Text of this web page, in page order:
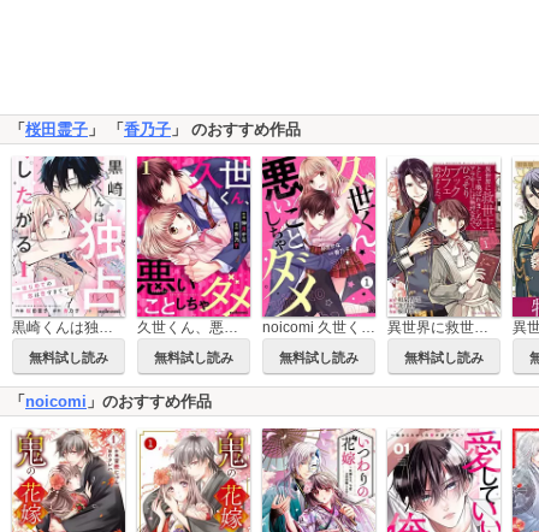
「桜田霊子 」 「香乃子 」 のおすすめ作品
黒崎くんは独占したがる～はじめての恋は甘すぎて～
無料試し読み
久世くん、悪いことしちゃダメ
無料試し読み
noicomi 久世くん、悪いことしちゃダメ
無料試し読み 無料試し読み
「 noicomi 」のおすすめ作品